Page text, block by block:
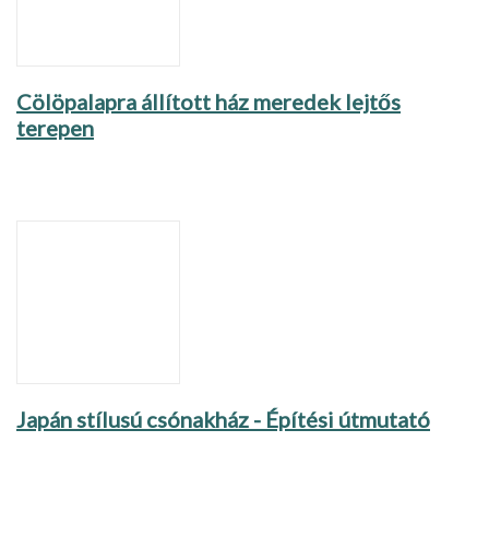
Cölöpalapra állított ház meredek lejtős
terepen
Japán stílusú csónakház - Építési útmutató